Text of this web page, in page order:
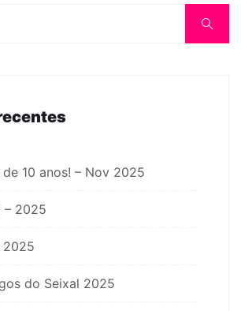
10 anos! – Nov 2025
– 2025
2025
do Seixal 2025